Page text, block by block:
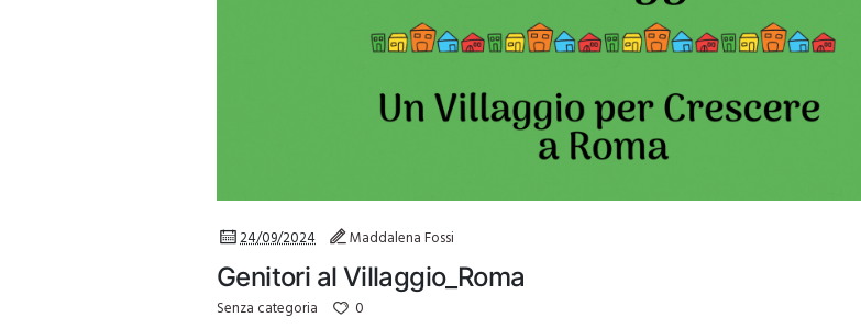
24/09/2024 Maddalena Fossi
Genitori al Villaggio_Roma
Senza categoria 0